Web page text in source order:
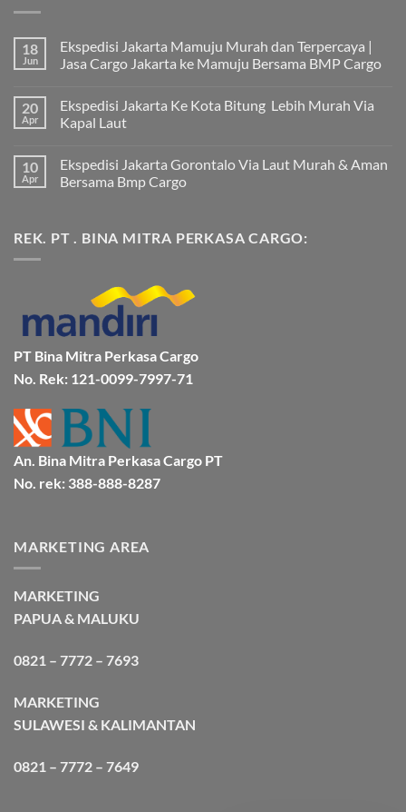
18
Jun
Ekspedisi Jakarta Mamuju Murah dan Terpercaya |
Jasa Cargo Jakarta ke Mamuju Bersama BMP Cargo
komentar
pada
Ekspedisi
Murah
dan
Terpercaya
Jakarta
ke
20
Apr
Ekspedisi Jakarta Ke Kota Bitung Lebih Murah Via
Kapal Laut
komentar
pada
Ekspedisi
Bitung
Lebih
10
Apr
Ekspedisi Jakarta Gorontalo Via Laut Murah & Aman
Bersama Bmp Cargo
pada
Ekspedisi
&
Aman
Bersama
Bmp
Cargo
REK. PT . BINA MITRA PERKASA CARGO:
PT Bina Mitra Perkasa Cargo
No. Rek: 121-0099-7997-71
An. Bina Mitra Perkasa Cargo PT
No. rek: 388-888-8287
MARKETING AREA
MARKETING
PAPUA & MALUKU
0821 – 7772 – 7693
MARKETING
SULAWESI & KALIMANTAN
0821 – 7772 – 7649